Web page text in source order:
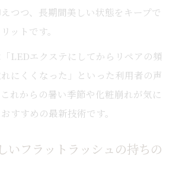
つつ、長期間美しい状態をキープで
ットです。
LEDエクステにしてからリペアの頻
にくくなった」といった利用者の声
れからの暑い季節や化粧崩れが気に
すすめの最新技術です。
いフラットラッシュの持ちの